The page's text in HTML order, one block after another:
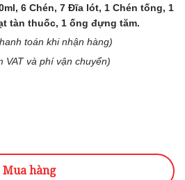
6 Chén, 7 Đĩa lót, 1 Chén tống, 1
tàn thuốc, 1 ống đựng tăm.
toán khi nhận hàng)
VAT và phí vận chuyển)
Mua hàng